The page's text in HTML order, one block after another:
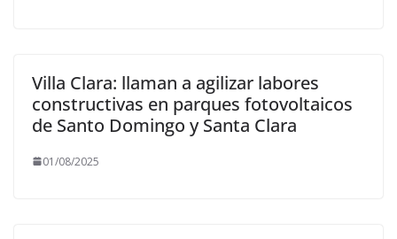
Villa Clara: llaman a agilizar labores
constructivas en parques fotovoltaicos
de Santo Domingo y Santa Clara
01/08/2025